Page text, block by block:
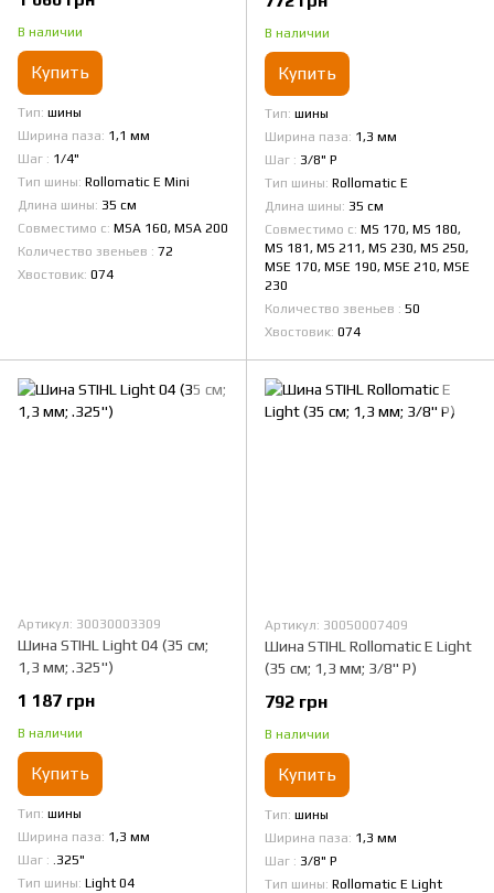
В наличии
Купить
Тип шины
Ширина паза 1,1 мм
Шаг
1/4"
Тип шины Rollomatic E Mini
Длина шины 35 см
Совместимо с MSA 160, MSA 200
Количество звеньев
72
Хвостовик 074
В наличии
Купить
Тип шины
Ширина паза 1,3 мм
Шаг
3/8" Р
Тип шины Rollomatic E
Длина шины 35 см
Совместимо с MS 170, MS 180,
MS 181, MS 211, MS 230, MS 250,
MSE 170, MSE 190, MSE 210, MSE
230
Количество звеньев
50
Хвостовик 074
Артикул: 30030003309
Шина STIHL Light 04 (35 см;
1,3 мм; .325")
1 187 грн
В наличии
Купить
Тип шины
Ширина паза 1,3 мм
Шаг
.325"
Тип шины Light 04
Артикул: 30050007409
Шина STIHL Rollomatic Е Light
(35 см; 1,3 мм; 3/8" P)
792 грн
В наличии
Купить
Тип шины
Ширина паза 1,3 мм
Шаг
3/8" Р
Тип шины Rollomatic E Light